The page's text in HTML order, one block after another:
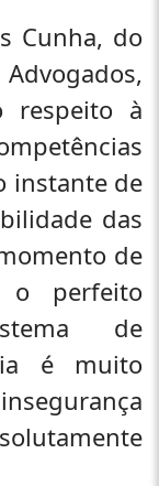
Cunha, do
respeito à
instante de
das
de
o perfeito
de
é muito